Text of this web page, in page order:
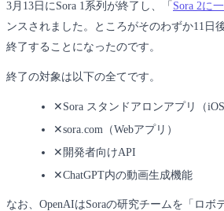
3月13日にSora 1系列が終了し、「 Sora 2に
ンスされました。ところがそのわずか11日
終了することになったのです。
終了の対象は以下の全てです。
✕ Sora スタンドアロンアプリ（iOS
✕sora.com（Webアプリ）
✕ 開発者向けAPI
✕ChatGPT内の動画生成機能
なお、OpenAIはSoraの研究チームを「ロボ